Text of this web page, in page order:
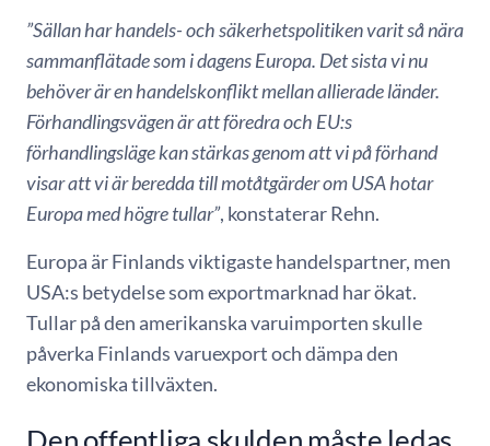
”Sällan har handels- och säkerhetspolitiken varit så nära
sammanflätade som i dagens Europa. Det sista vi nu
behöver är en handelskonflikt mellan allierade länder.
Förhandlingsvägen är att föredra och EU:s
förhandlingsläge kan stärkas genom att vi på förhand
visar att vi är beredda till motåtgärder om USA hotar
Europa med högre tullar”, konstaterar Rehn.
Europa är Finlands viktigaste handelspartner, men
USA:s betydelse som exportmarknad har ökat.
Tullar på den amerikanska varuimporten skulle
påverka Finlands varuexport och dämpa den
ekonomiska tillväxten.